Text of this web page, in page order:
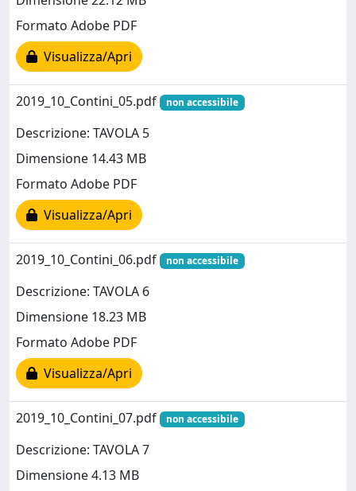
Formato Adobe PDF
Visualizza/Apri
2019_10_Contini_05.pdf non accessibile
Descrizione: TAVOLA 5
Dimensione 14.43 MB
Formato Adobe PDF
Visualizza/Apri
2019_10_Contini_06.pdf non accessibile
Descrizione: TAVOLA 6
Dimensione 18.23 MB
Formato Adobe PDF
Visualizza/Apri
2019_10_Contini_07.pdf non accessibile
Descrizione: TAVOLA 7
Dimensione 4.13 MB